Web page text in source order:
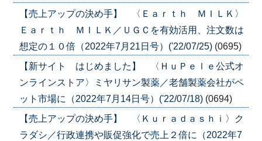
【売上アップの決め手】 〈Ｅａｒｔｈ ＭＩＬＫ〉
Ｅａｒｔｈ ＭＩＬＫ／ＵＧＣを有効活用、注文数は
想定の１０倍（2022年7月21日号）('22/07/25) (0695)
【新サイト はじめました】 〈ＨｕＰｅｌｅ公式オ
ンラインストア〉ミヤリサン製薬／老舗製薬会社がペ
ット市場に（2022年7月14日号）('22/07/18) (0694)
【売上アップの決め手】 〈Ｋｕｒａｄａｓｈｉ〉ク
ラダシ／行政連携や販促強化で売上２倍に（2022年7